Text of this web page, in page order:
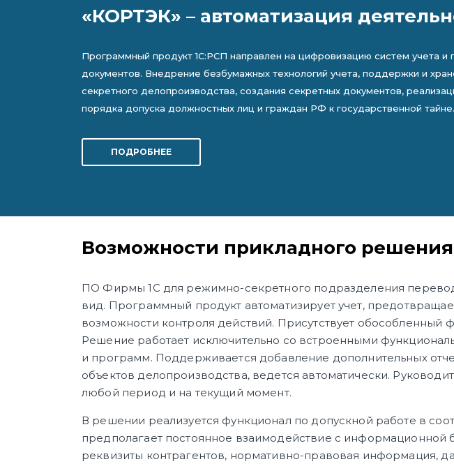
«КОРТЭК» – автоматизация
Программный продукт 1С:РСП направлен на цифровизацию систем учета и
документов. Внедрение безбумажных технологий учета, поддержки и
секретного делопроизводства, создания секретных документов,
порядка допуска должностных лиц и граждан РФ к государственной тайне.
ПОДРОБНЕЕ
Возможности прикладного решения
ПО Фирмы 1С для режимно-секретного подразделения
вид. Программный продукт автоматизирует учет,
возможности контроля действий. Присутствует обособленный
Решение работает исключительно со встроенными
и программ. Поддерживается добавление дополнительных
объектов делопроизводства, ведется автоматически.
любой период и на текущий момент.
В решении реализуется функционал по допускной работе в
предполагает постоянное взаимодействие с
реквизиты контрагентов, нормативно-правовая информация,